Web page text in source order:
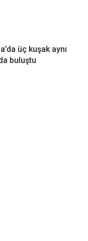
üç kuşak aynı
buluştu